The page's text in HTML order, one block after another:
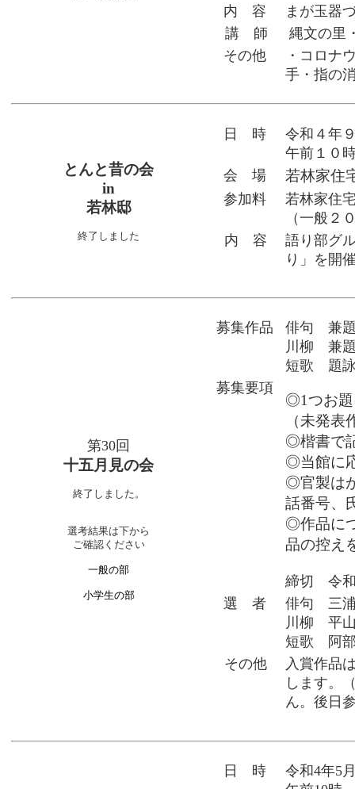
内 容
まが玉器
講 師
縄文の里
その他
・コロナ
手・指の
とんと昔の会
in
若林邸
終了しました
日 時
令和４年
午前１０
会 場
若林家住
参加料
若林家住
（一般２
内 容
語り部グ
り」を開
第30回
十五月見の会
終了しました。
選考結果は下から
ご確認ください
一般の部
小学生の部
募集作品
俳句 兼
川柳 兼
短歌 題詠
募集要項
◎1つお題
（未発表
◎楷書で
◎当館に
◎官製は
話番号、
◎作品に
品の控え
締切 令和
選 者
俳句 三
川柳 平
短歌 阿部
その他
入賞作品
します。
ん。後日
日 時
令和4年5